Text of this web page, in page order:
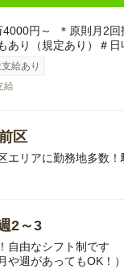
4000円～ ＊原則月2
あり（規定あり）＃日
給あり
給
区
エリアに勤務地多数！
2～3
自由なシフト制です
や週があってもOK！）